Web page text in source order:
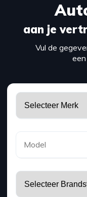
aan je
Vul de